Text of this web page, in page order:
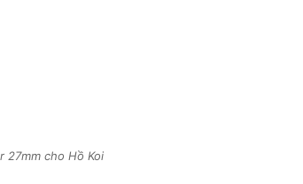
27mm cho Hồ Koi